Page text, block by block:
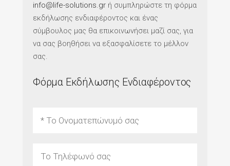
info@life-solutions.gr ή συμπληρώστε τη φόρμα
εκδήλωσης ενδιαφέροντος και ένας
σύμβουλος μας θα επικοινωνήσει μαζί σας, για
να σας βοηθήσει να εξασφαλίσετε το μέλλον
σας.
Φόρμα Εκδήλωσης Ενδιαφέροντος